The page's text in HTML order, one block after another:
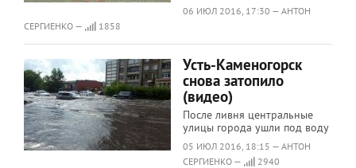
06 ИЮЛ 2016, 17:30 — АНТОН
СЕРГИЕНКО —
1858
Усть-Каменогорск
снова затопило
(видео)
После ливня центральные
улицы города ушли под воду
05 ИЮЛ 2016, 18:15 — АНТОН
СЕРГИЕНКО —
2940